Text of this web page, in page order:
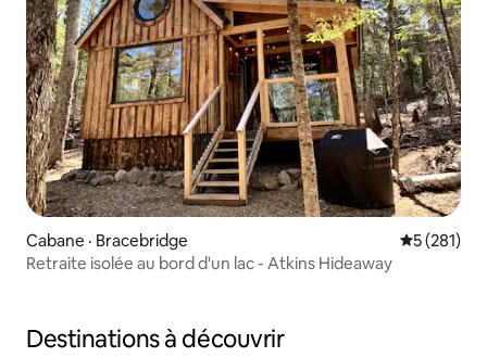
Cabane · Bracebridge Note
5 (281)
Retraite isolée au bord d'un lac - Atkins Hideaway
Destinations à découvrir